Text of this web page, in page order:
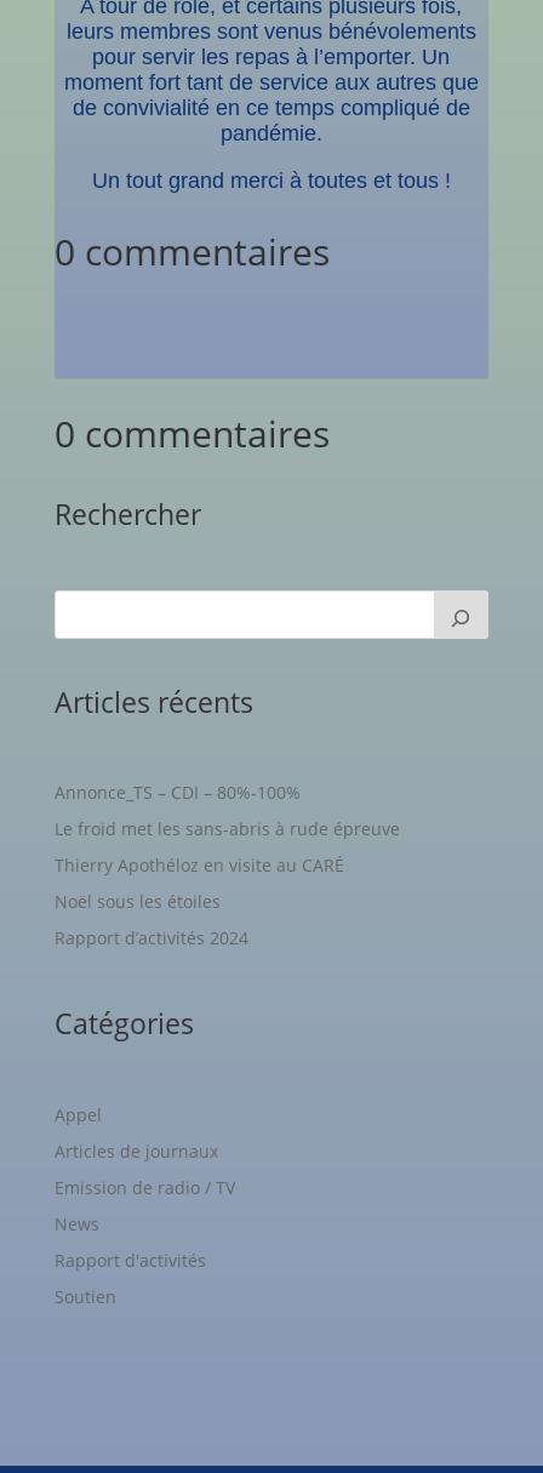
A tour de rôle, et certains plusieurs fois,
leurs membres sont venus bénévolements
pour servir les repas à l’emporter. Un
moment fort tant de service aux autres que
de convivialité en ce temps compliqué de
pandémie.
Un tout grand merci à toutes et tous !
0 commentaires
0 commentaires
Rechercher
Articles récents
Annonce_TS – CDI – 80%-100%
Le froid met les sans-abris à rude épreuve
Thierry Apothéloz en visite au CARÉ
Noël sous les étoiles
Rapport d’activités 2024
Catégories
Appel
Articles de journaux
Emission de radio / TV
News
Rapport d'activités
Soutien